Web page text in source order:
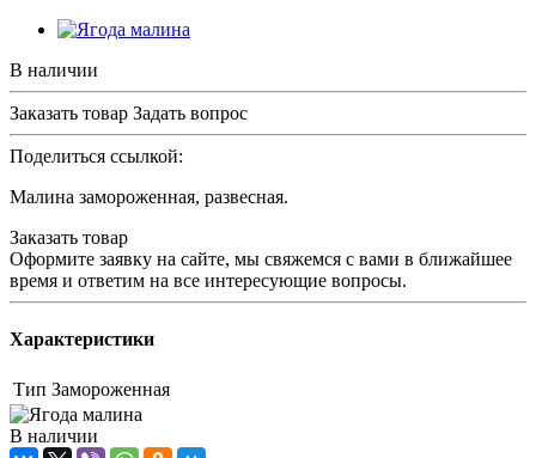
В наличии
Заказать товар Задать вопрос
Поделиться ссылкой:
Малина замороженная, развесная.
Заказать товар
Оформите заявку на сайте, мы свяжемся с вами в ближайшее
время и ответим на все интересующие вопросы.
Характеристики
Тип Замороженная
В наличии